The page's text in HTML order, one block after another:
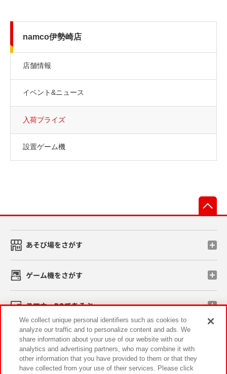
namco伊勢崎店
店舗情報
イベント&ニュース
入荷プライズ
設置ゲーム機
あそび場をさがす
ゲーム機をさがす
スマホ・PCであそぶ
イベント・キャンペーン
We collect unique personal identifiers such as cookies to
analyze our traffic and to personalize content and ads. We
share information about your use of our website with our
analytics and advertising partners, who may combine it with
other information that you have provided to them or that they
have collected from your use of their services. Please click